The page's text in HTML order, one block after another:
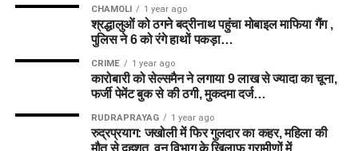
CHAMOLI 1 year ago
श्रद्धालुओं को ठगने बद्रीनाथ पहुंचा मोबाइल माफिया गैंग ,
पुलिस ने 6 को रंगे हाथों पकड़ा…
CRIME 1 year ago
कारोबारी को सेल्समैन ने लगाया 9 लाख से ज्यादा का चूना,
फर्जी पेमेंट बुक से की ठगी, मुकदमा दर्ज…
RUDRAPRAYAG 1 year ago
रुद्रप्रयाग: जखोली में फिर गुलदार का कहर, महिला की